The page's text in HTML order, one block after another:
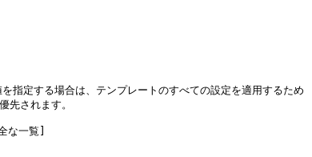
指定する場合は、テンプレートのすべての設定を適用するため
先されます。
な一覧]